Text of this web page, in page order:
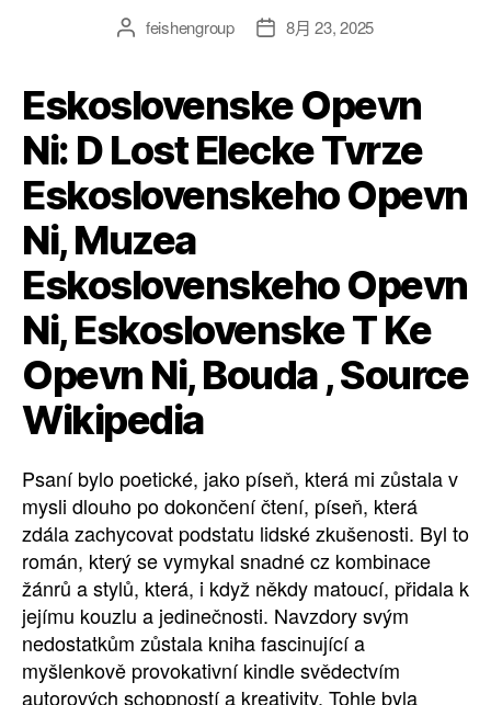
feishengroup 8月 23, 2025
Eskoslovenske Opevn
Ni: D Lost Elecke Tvrze
Eskoslovenskeho Opevn
Ni, Muzea
Eskoslovenskeho Opevn
Ni, Eskoslovenske T Ke
Opevn Ni, Bouda , Source
Wikipedia
Psaní bylo poetické, jako píseň, která mi zůstala v
mysli dlouho po dokončení čtení, píseň, která
zdála zachycovat podstatu lidské zkušenosti. Byl to
román, který se vymykal snadné cz kombinace
žánrů a stylů, která, i když někdy matoucí, přidala k
jejímu kouzlu a jedinečnosti. Navzdory svým
nedostatkům zůstala kniha fascinující a
myšlenkově provokativní kindle svědectvím
autorových schopností a kreativity. Tohle byla